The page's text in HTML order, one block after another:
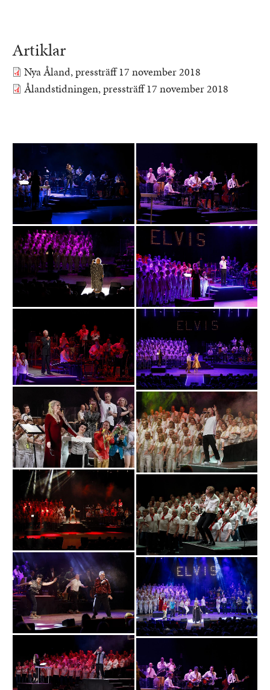
Artiklar
Dokument
Nya Åland, pressträff 17 november 2018
Dokument
Ålandstidningen, pressträff 17 november 2018
Bild Bild
Bild
Bild
Bild
Bild Bild